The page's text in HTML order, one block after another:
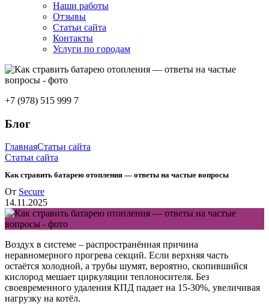
Наши работы
Отзывы
Статьи сайта
Контакты
Услуги по городам
+7 (978) 515 999 7
Блог
ГлавнаяСтатьи сайта
Статьи сайта
Как стравить батарею отопления — ответы на частые вопросы
От Secure
14.11.2025
Воздух в системе – распространённая причина
неравномерного прогрева секций. Если верхняя часть
остаётся холодной, а трубы шумят, вероятно, скопившийся
кислород мешает циркуляции теплоносителя. Без
своевременного удаления КПД падает на 15-30%, увеличивая
нагрузку на котёл.